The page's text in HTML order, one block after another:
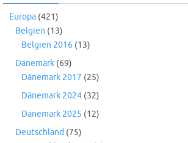
Europa (421)
Belgien (13)
Belgien 2016 (13)
Dänemark (69)
Dänemark 2017 (25)
Dänemark 2024 (32)
Dänemark 2025 (12)
Deutschland (75)